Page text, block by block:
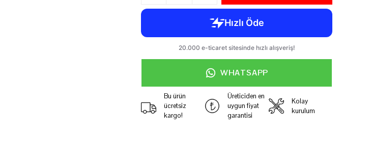
WHATSAPP
Bu ürün
ücretsiz
kargo!
Üreticiden en
uygun fiyat
garantisi
Kolay
kurulum